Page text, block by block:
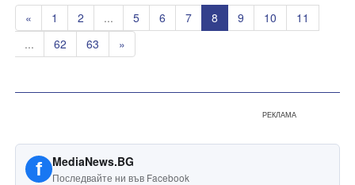
« 1 2 ... 5 6 7 8 9 10
11
...
62 63 »
РЕКЛАМА
f MediaNews.BG
Последвайте ни във Facebook